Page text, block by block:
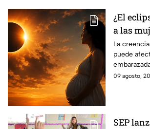
¿El
a las
origen
sigue
La
puede
historia;
09 agosto,
SEP